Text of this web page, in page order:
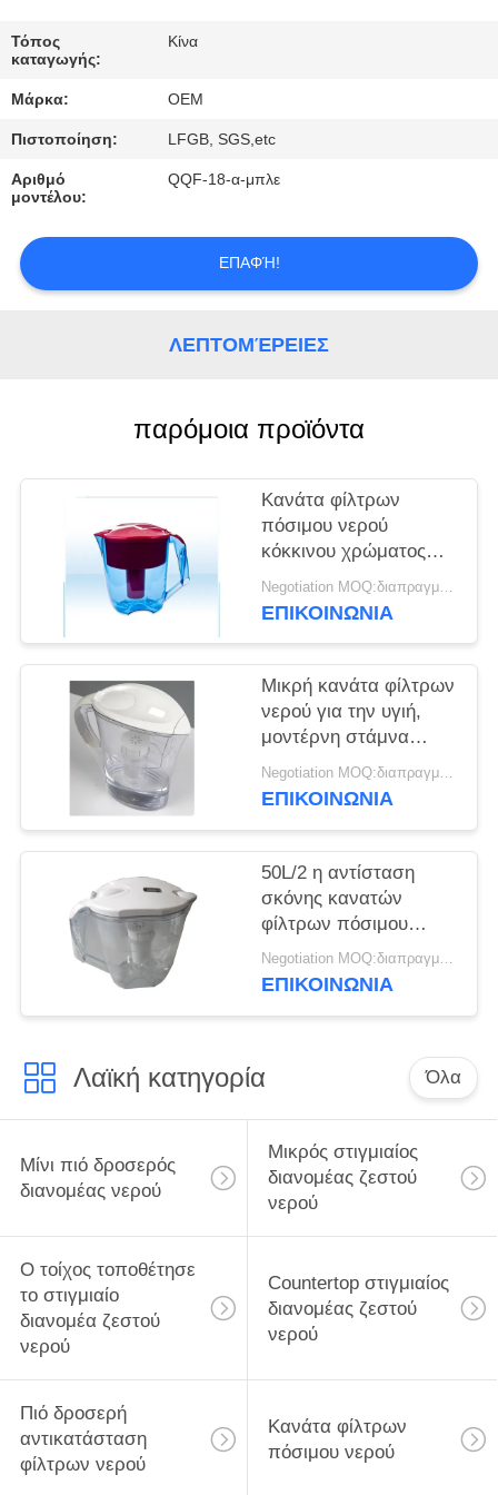
ΜΑΣ
ΕΛΆΤΕ
ΣΕ
ΕΠΑΦΉ
ΖΗΤΉΣΤΕ
Τόπος
καταγωγής:
Κίνα
Μάρκα: OEM
Πιστοποίηση: LFGB, SGS,etc
Αριθμό
μοντέλου:
QQF-18-α-μπλε
ΕΠΑΦΉ!
ΛΕΠΤΟΜΈΡΕΙΕΣ
παρόμοια προϊόντα
Κανάτα φίλτρων
πόσιμου νερού
κόκκινου χρώματος
3.5L ΩΣ υλικό με τη
λειτουργία διήθησης
Negotiation MOQ:διαπραγμάτευση
ΕΠΙΚΟΙΝΩΝΙΑ
Μικρή κανάτα φίλτρων
νερού για την υγιή,
μοντέρνη στάμνα
φίλτρων πόσιμου
νερού σχεδίου
Negotiation MOQ:διαπραγμάτευση
ΕΠΙΚΟΙΝΩΝΙΑ
50L/2 η αντίσταση
σκόνης κανατών
φίλτρων πόσιμου
νερού μηνών για
αφαιρεί το χλώριο
Negotiation MOQ:διαπραγμάτευση
ΕΠΙΚΟΙΝΩΝΙΑ
Λαϊκή κατηγορία Όλα
Μίνι πιό δροσερός
διανομέας νερού
Μικρός στιγμιαίος
διανομέας ζεστού
νερού
Ο τοίχος τοποθέτησε
το στιγμιαίο
διανομέα ζεστού
νερού
Countertop στιγμιαίος
διανομέας ζεστού
νερού
Πιό δροσερή
αντικατάσταση
φίλτρων νερού
Κανάτα φίλτρων
πόσιμου νερού